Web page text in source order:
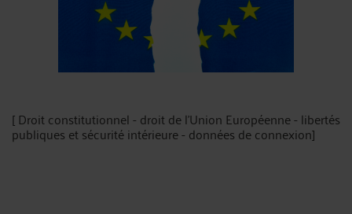
[ Droit constitutionnel - droit de l'Union Européenne - libertés
publiques et sécurité intérieure - données de connexion]